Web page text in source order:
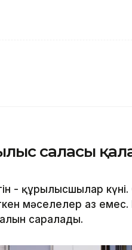
саласы
- құрылысшылар
мәселелер аз емес.
саралады.